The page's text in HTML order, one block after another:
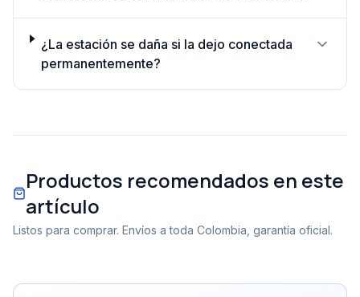
¿La estación se daña si la dejo conectada
permanentemente?
Productos recomendados en este
artículo
Listos para comprar. Envíos a toda Colombia, garantía oficial.